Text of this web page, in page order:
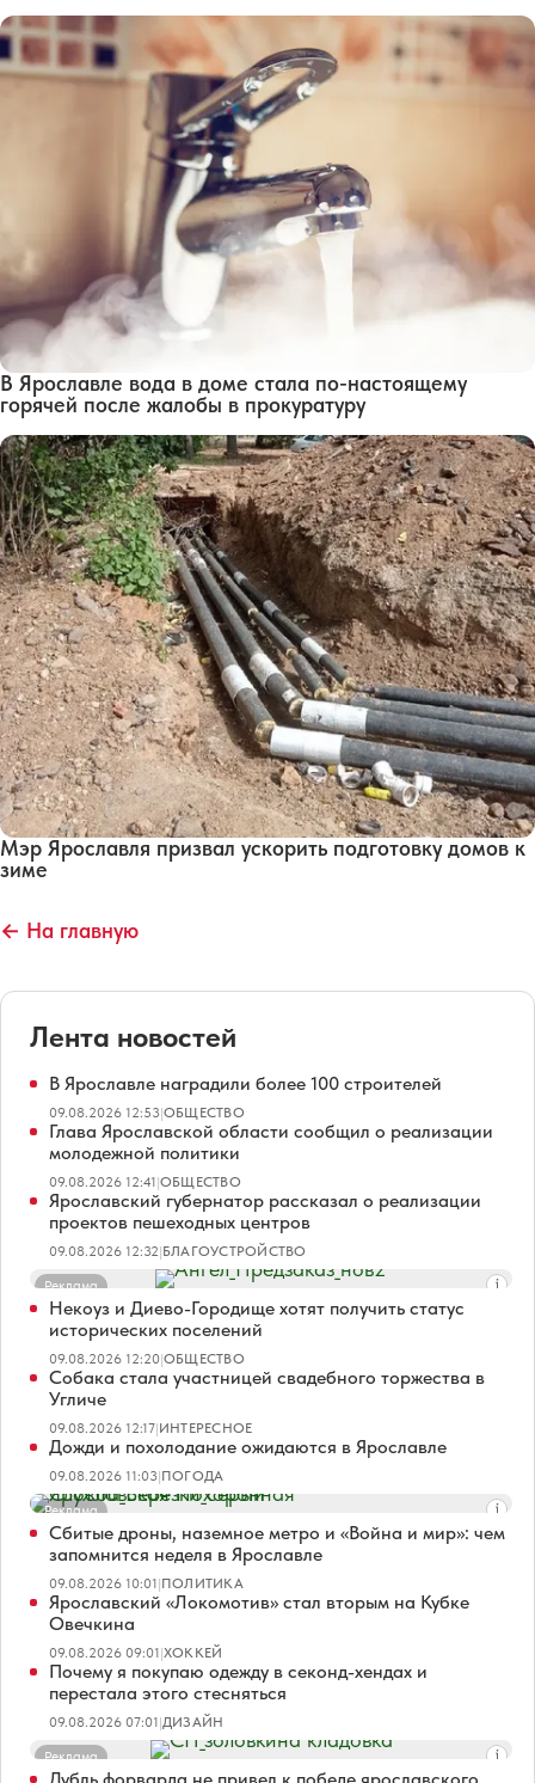
В Ярославле вода в доме стала по-настоящему
горячей после жалобы в прокуратуру
Мэр Ярославля призвал ускорить подготовку домов к
зиме
← На главную
Лента новостей
В Ярославле наградили более 100 строителей
09.08.2026 12:53|ОБЩЕСТВО
Глава Ярославской области сообщил о реализации
молодежной политики
09.08.2026 12:41|ОБЩЕСТВО
Ярославский губернатор рассказал о реализации
проектов пешеходных центров
09.08.2026 12:32|БЛАГОУСТРОЙСТВО
Реклама
Некоуз и Диево-Городище хотят получить статус
исторических поселений
09.08.2026 12:20|ОБЩЕСТВО
Собака стала участницей свадебного торжества в
Угличе
09.08.2026 12:17|ИНТЕРЕСНОЕ
Дожди и похолодание ожидаются в Ярославле
09.08.2026 11:03|ПОГОДА
Реклама
Сбитые дроны, наземное метро и «Война и мир»: чем
запомнится неделя в Ярославле
09.08.2026 10:01|ПОЛИТИКА
Ярославский «Локомотив» стал вторым на Кубке
Овечкина
09.08.2026 09:01|ХОККЕЙ
Почему я покупаю одежду в секонд-хендах и
перестала этого стесняться
09.08.2026 07:01|ДИЗАЙН
Реклама